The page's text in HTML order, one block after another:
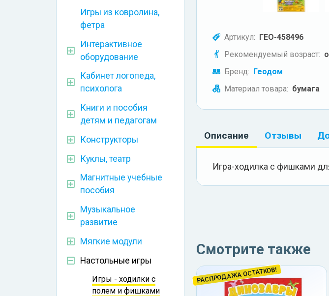
Игры из ковролина,
фетра
Интерактивное
оборудование
Кабинет логопеда,
психолога
Книги и пособия
детям и педагогам
Конструкторы
Куклы, театр
Магнитные учебные
пособия
Музыкальное
развитие
Мягкие модули
Настольные игры
Игры - ходилки с
полем и фишками
Артикул: ГЕО-458496
Рекомендуемый возраст:
Бренд: Геодом
Материал товара: бумага
Описание Отзывы
Игра-ходилка с фишками
Смотрите также
РАСПРОДАЖА ОСТАТКОВ!